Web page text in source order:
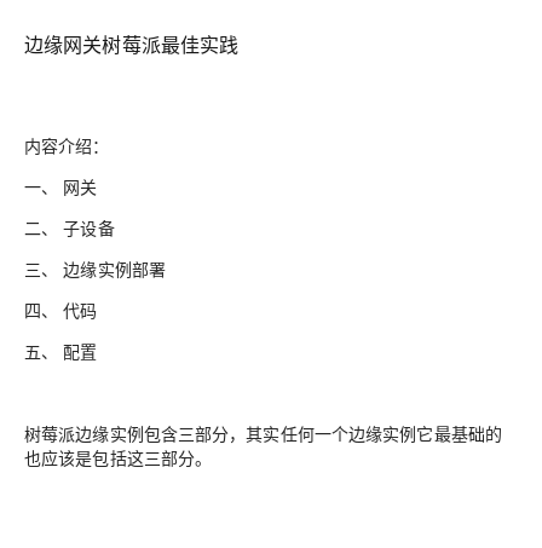
边缘网关树莓派最佳实践
内容介绍：
一、 网关
二、子设备
三、边缘实例部署
四、代码
五、配置
树莓派边缘实例包含三部分，其实任何一个边缘实例它最基础的
也应该是包括这三部分。